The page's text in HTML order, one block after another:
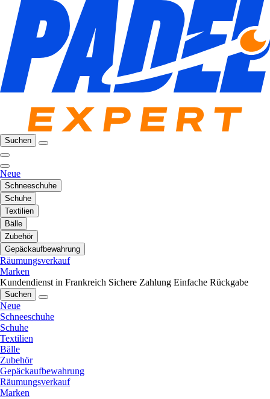
Suchen
Neue
Schneeschuhe
Schuhe
Textilien
Bälle
Zubehör
Gepäckaufbewahrung
Räumungsverkauf
Marken
Kundendienst in Frankreich Sichere Zahlung Einfache Rückgabe
Suchen
Neue
Schneeschuhe
Schuhe
Textilien
Bälle
Zubehör
Gepäckaufbewahrung
Räumungsverkauf
Marken